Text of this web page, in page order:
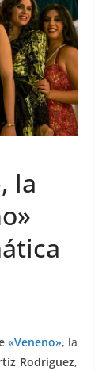
la
«Veneno», la
Rodríguez,